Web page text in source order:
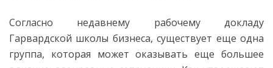
Согласно недавнему рабочему докладу
Гарвардской школы бизнеса, существует еще одна
группа, которая может оказывать еще большее